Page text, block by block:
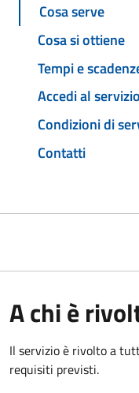
Cosa serve
Cosa si ottiene
Tempi e
Accedi al servizio
Condizioni di
Contatti
A chi è
Il servizio è rivolto a
requisiti previsti.